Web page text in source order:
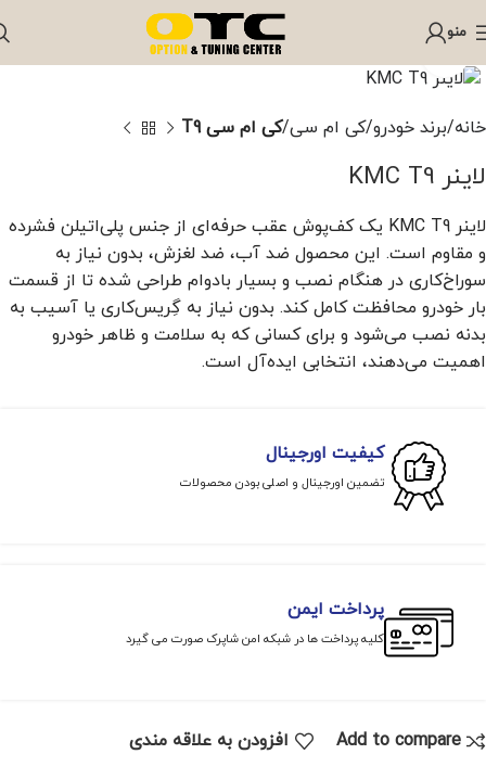
منو
برای بزرگنمایی کلیک کنید
خانه برند خودرو کی ام سی کی ام سی T9
لاینر KMC T9
لاینر KMC T9 یک کف‌پوش عقب حرفه‌ای از جنس پلی‌اتیلن فشرده
و مقاوم است. این محصول ضد آب، ضد لغزش، بدون نیاز به
سوراخ‌کاری در هنگام نصب و بسیار بادوام طراحی شده تا از قسمت
بار خودرو محافظت کامل کند. بدون نیاز به گِریس‌کاری یا آسیب به
بدنه نصب می‌شود و برای کسانی که به سلامت و ظاهر خودرو
اهمیت می‌دهند، انتخابی ایده‌آل است.
کیفیت اورجینال
تضمین اورجینال و اصلی بودن محصولات
پرداخت ایمن
کلیه پرداخت ها در شبکه امن شاپرک صورت می گیرد
Add to compare افزودن به علاقه مندی